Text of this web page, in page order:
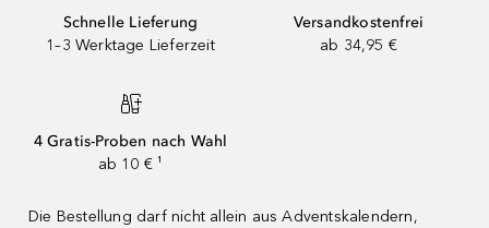
Schnelle Lieferung
1–3 Werktage Lieferzeit
Versandkostenfrei
ab 34,95 €
4 Gratis-Proben nach Wahl
ab 10 € ¹
Die Bestellung darf nicht allein aus Adventskalendern,